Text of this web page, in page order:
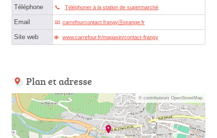
Téléphone Téléphoner à la station de supermarché
Email carrefourcontact.frangyⓐorange.fr
Site web www.carrefour.fr/magasin/contact-frangy
Plan et adresse
© contributeurs OpenStreetMap